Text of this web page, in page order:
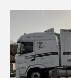
…
À propos
Feipa